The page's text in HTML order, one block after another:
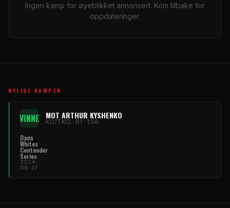
Ingen kamp for øyeblikket annonsert. Kom tilbake for
oppdateringer.
NYLIGE KAMPER
VINNE MOT ARTHUR KYSHENKO
KO/TKO · R1 · 1:56
Dana
Whites
Contender
Series
2024-
08-27